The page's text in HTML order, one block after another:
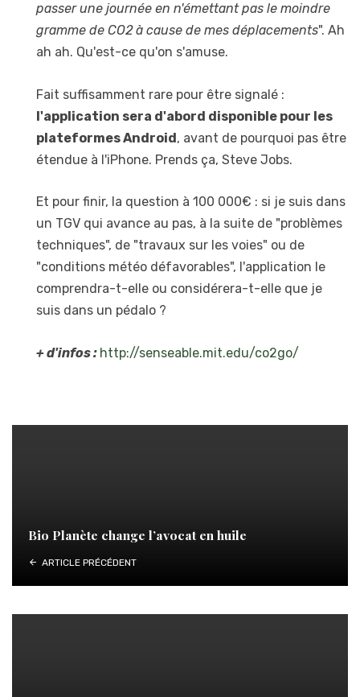
passer une journée en n'émettant pas le moindre
gramme de CO2 à cause de mes déplacements". Ah
ah ah. Qu'est-ce qu'on s'amuse.
Fait suffisamment rare pour être signalé :
l'application sera d'abord disponible pour les
plateformes Android, avant de pourquoi pas être
étendue à l'iPhone. Prends ça, Steve Jobs.
Et pour finir, la question à 100 000€ : si je suis dans
un TGV qui avance au pas, à la suite de "problèmes
techniques", de "travaux sur les voies" ou de
"conditions météo défavorables", l'application le
comprendra-t-elle ou considérera-t-elle que je
suis dans un pédalo ?
+ d'infos : http://senseable.mit.edu/co2go/
Bio Planète change l’avocat en huile
ARTICLE PRÉCÉDENT